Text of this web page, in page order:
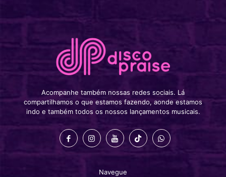
Acompanhe também nossas redes sociais. Lá
compartilhamos o que estamos fazendo, aonde estamos
indo e também todos os nossos lançamentos musicais.
Navegue